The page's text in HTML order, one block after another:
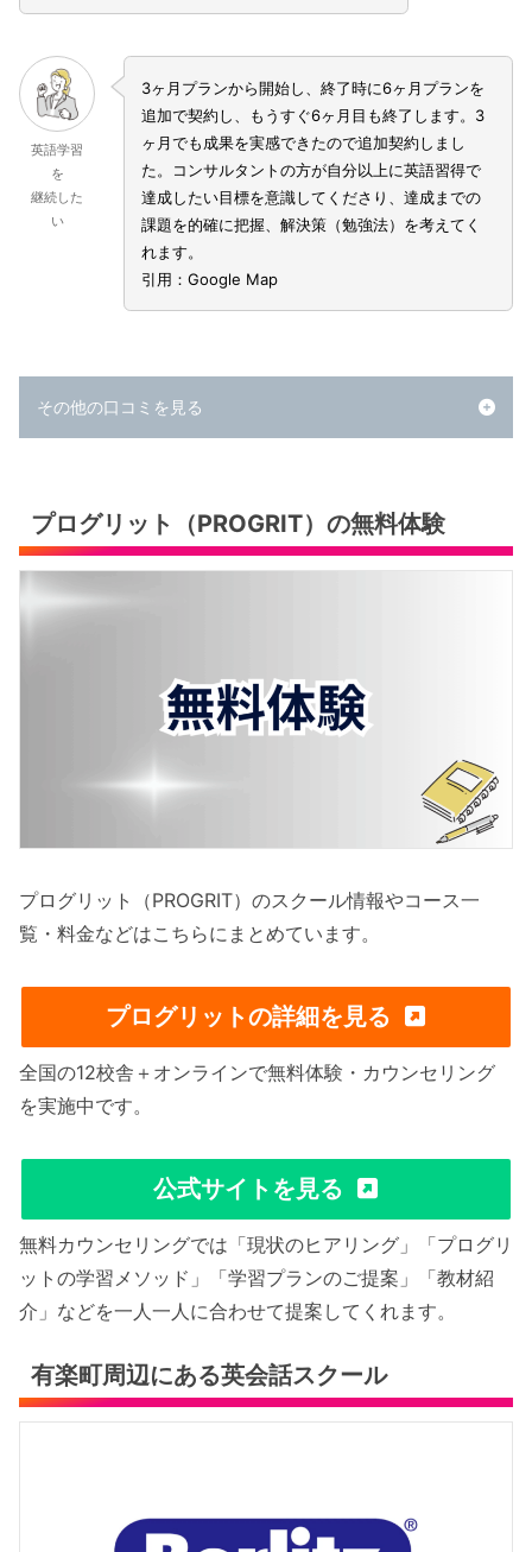
英語学習
を
継続した
い
3ヶ月プランから開始し、終了時に6ヶ月プランを
追加で契約し、もうすぐ6ヶ月目も終了します。3
ヶ月でも成果を実感できたので追加契約しまし
た。コンサルタントの方が自分以上に英語習得で
達成したい目標を意識してくださり、達成までの
課題を的確に把握、解決策（勉強法）を考えてく
れます。
引用：Google Map
その他の口コミを見る
プログリット（PROGRIT）の無料体験
プログリット（PROGRIT）のスクール情報やコース一
覧・料金などはこちらにまとめています。
プログリットの詳細を見る
全国の12校舎＋オンラインで無料体験・カウンセリング
を実施中です。
公式サイトを見る
無料カウンセリングでは「現状のヒアリング」「プログリ
ットの学習メソッド」「学習プランのご提案」「教材紹
介」などを一人一人に合わせて提案してくれます。
有楽町周辺にある英会話スクール